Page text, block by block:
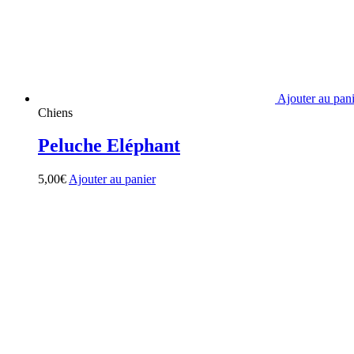
Ajouter au
Chiens
Peluche Eléphant
5,00€ Ajouter au panier